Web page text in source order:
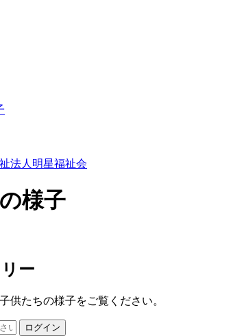
様子
ー
供たちの様子をご覧ください。